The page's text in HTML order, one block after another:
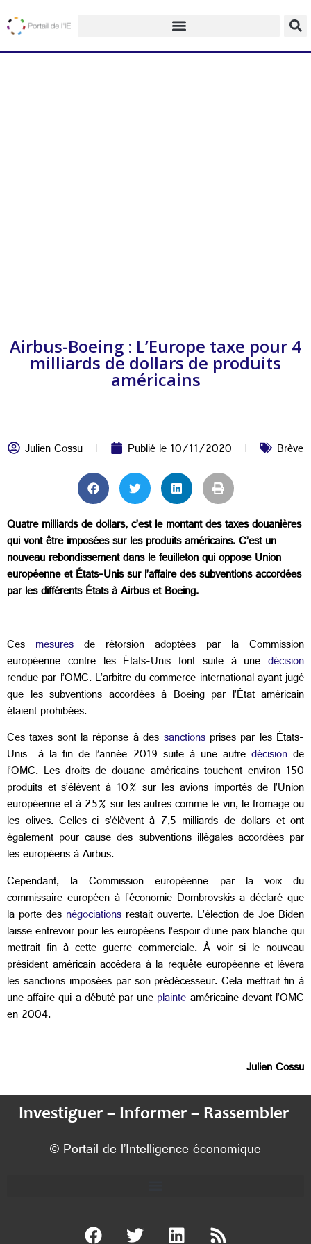
Airbus-Boeing : L’Europe taxe pour 4
milliards de dollars de produits
américains
Julien Cossu Publié le10/11/2020 Brève
Quatre milliards de dollars, c’est le montant des taxes douanières
qui vont être imposées sur les produits américains. C’est un
nouveau rebondissement dans le feuilleton qui oppose Union
européenne et États-Unis sur l’affaire des subventions accordées
par les différents États à Airbus et Boeing.
Ces mesures de rétorsion adoptées par la Commission
européenne contre les États-Unis font suite à une décision
rendue par l’OMC. L’arbitre du commerce international ayant jugé
que les subventions accordées à Boeing par l’État américain
étaient prohibées.
Ces taxes sont la réponse à des sanctionsprises par les États-
Unis à la fin de l’année 2019 suite à une autre décisionde
l’OMC. Les droits de douane américains touchent environ 150
produits et s’élèvent à 10% sur les avions importés de l’Union
européenne et à 25% sur les autres comme le vin, le fromage ou
les olives. Celles-ci s’élèvent à 7,5 milliards de dollars et ont
également pour cause des subventions illégales accordées par
les européens à Airbus.
Cependant, la Commission européenne par la voix du
commissaire européen à l’économie Dombrovskis a déclaré que
la porte des négociations restait ouverte. L’élection de Joe Biden
laisse entrevoir pour les européens l’espoir d’une paix blanche qui
mettrait fin à cette guerre commerciale. À voir si le nouveau
président américain accédera à la requête européenne et lèvera
les sanctions imposées par son prédécesseur. Cela mettrait fin à
une affaire qui a débuté par uneplainteaméricaine devant l’OMC
en 2004.
Julien Cossu
Investiguer – Informer – Rassembler
© Portail de l’Intelligence économique